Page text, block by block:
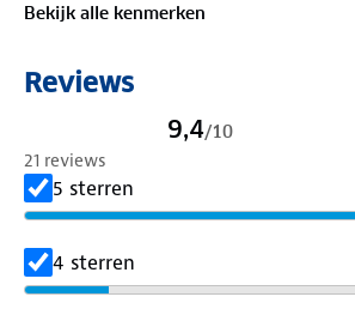
Bekijk alle kenmerken
Reviews
9,4/10
21 reviews
5 sterren
4 sterren